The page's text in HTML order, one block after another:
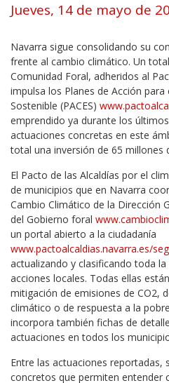
Jueves, 14 de mayo de
Navarra sigue consolidando su
frente al cambio climático. Un
Comunidad Foral, adheridos al
impulsa los Planes de Acción para
Sostenible (PACES)
emprendido ya durante los
actuaciones concretas en este
total una inversión de 65 millones
El Pacto de las Alcaldías por el
de municipios que en Navarra
Cambio Climático de la Dirección
del Gobierno foral
un portal abierto a la ciudadanía
www.pactoalcaldias.navarra.es/
actualizando y clasificando toda
acciones locales. Todas ellas
mitigación de emisiones de CO2,
climático o de respuesta a la
incorpora también fichas de
actuaciones en todos los
Entre las actuaciones reportadas,
concretos que permiten entender